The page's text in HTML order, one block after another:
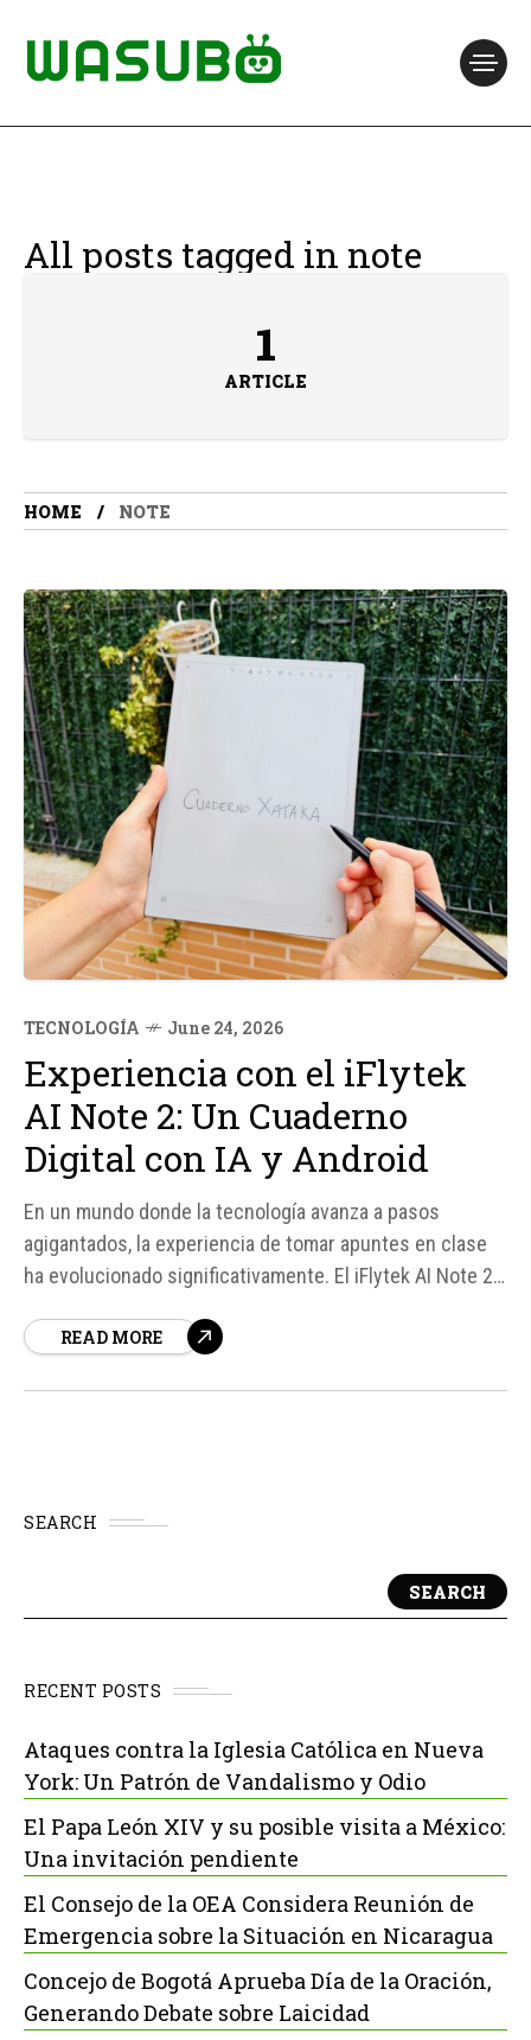
All posts tagged in note
1
ARTICLE
HOME NOTE
TECNOLOGÍA June 24, 2026
Experiencia con el iFlytek
AI Note 2: Un Cuaderno
Digital con IA y Android
En un mundo donde la tecnología avanza a pasos
agigantados, la experiencia de tomar apuntes en clase
ha evolucionado significativamente. El iFlytek AI Note 2,
compatible con Android, ha sido puesto a prueba
READ MORE
SEARCH
SEARCH
RECENT POSTS
Ataques contra la Iglesia Católica en Nueva
York: Un Patrón de Vandalismo y Odio
El Papa León XIV y su posible visita a México:
Una invitación pendiente
El Consejo de la OEA Considera Reunión de
Emergencia sobre la Situación en Nicaragua
Concejo de Bogotá Aprueba Día de la Oración,
Generando Debate sobre Laicidad